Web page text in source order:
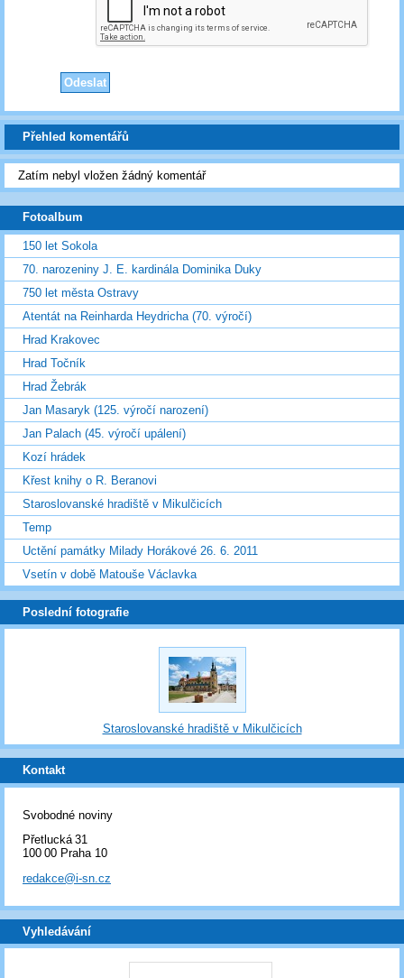
Přehled komentářů
Zatím nebyl vložen žádný komentář
Fotoalbum
150 let Sokola
70. narozeniny J. E. kardinála Dominika Duky
750 let města Ostravy
Atentát na Reinharda Heydricha (70. výročí)
Hrad Krakovec
Hrad Točník
Hrad Žebrák
Jan Masaryk (125. výročí narození)
Jan Palach (45. výročí upálení)
Kozí hrádek
Křest knihy o R. Beranovi
Staroslovanské hradiště v Mikulčicích
Temp
Uctění památky Milady Horákové 26. 6. 2011
Vsetín v době Matouše Václavka
Poslední fotografie
Staroslovanské hradiště v Mikulčicích
Kontakt
Svobodné noviny
Přetlucká 31
100 00 Praha 10
redakce@i-sn.cz
Vyhledávání